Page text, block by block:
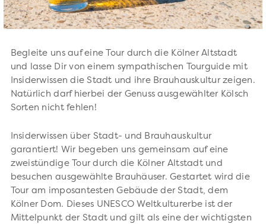
Begleite uns auf eine Tour durch die Kölner Altstadt
und lasse Dir von einem sympathischen Tourguide mit
Insiderwissen die Stadt und ihre Brauhauskultur zeigen.
Natürlich darf hierbei der Genuss ausgewählter Kölsch
Sorten nicht fehlen!
Insiderwissen über Stadt- und Brauhauskultur
garantiert! Wir begeben uns gemeinsam auf eine
zweistündige Tour durch die Kölner Altstadt und
besuchen ausgewählte Brauhäuser. Gestartet wird die
Tour am imposantesten Gebäude der Stadt, dem
Kölner Dom. Dieses UNESCO Weltkulturerbe ist der
Mittelpunkt der Stadt und gilt als eine der wichtigsten